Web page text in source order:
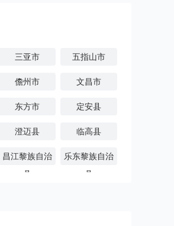
三亚市 五指山市
儋州市 文昌市
东方市 定安县
澄迈县 临高县
昌江黎族自治
县
乐东黎族自治
县